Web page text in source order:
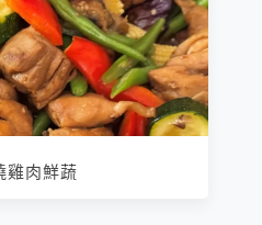
雞肉鮮蔬